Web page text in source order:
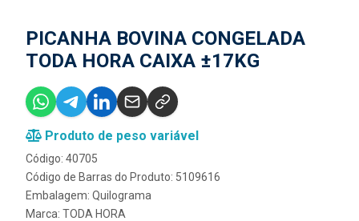
PICANHA BOVINA CONGELADA
TODA HORA CAIXA ±17KG
Produto de peso variável
Código: 40705
Código de Barras do Produto: 5109616
Embalagem: Quilograma
Marca: TODA HORA